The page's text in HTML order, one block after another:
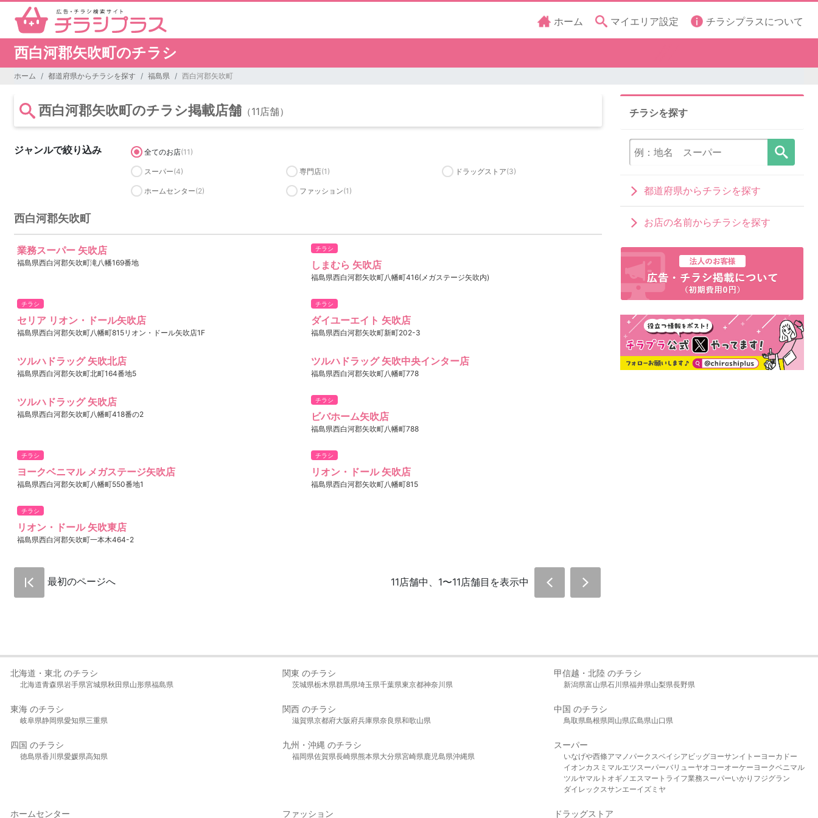
ホーム マイエリア設定 チラシプラスについて
西白河郡矢吹町のチラシ
ホーム 都道府県からチラシを探す 福島県 西白河郡矢吹町
西白河郡矢吹町のチラシ掲載店舗 （11店舗）
ジャンルで絞り込み 全てのお店(11)
スーパー(4) 専門店(1) ドラッグストア(3)
ホームセンター(2) ファッション(1)
西白河郡矢吹町
業務スーパー 矢吹店
福島県西白河郡矢吹町滝八幡169番地
チラシ
しまむら 矢吹店
福島県西白河郡矢吹町八幡町416(メガステージ矢吹内)
チラシ
セリア リオン・ドール矢吹店
福島県西白河郡矢吹町八幡町815リオン・ドール矢吹店1F
チラシ
ダイユーエイト 矢吹店
福島県西白河郡矢吹町新町202-3
ツルハドラッグ 矢吹北店
福島県西白河郡矢吹町北町164番地5
ツルハドラッグ 矢吹中央インター店
福島県西白河郡矢吹町八幡町778
ツルハドラッグ 矢吹店
福島県西白河郡矢吹町八幡町418番の2
チラシ
ビバホーム矢吹店
福島県西白河郡矢吹町八幡町788
チラシ
ヨークベニマル メガステージ矢吹店
福島県西白河郡矢吹町八幡町550番地1
チラシ
リオン・ドール 矢吹店
福島県西白河郡矢吹町八幡町815
チラシ
リオン・ドール 矢吹東店
福島県西白河郡矢吹町一本木464-2
最初のページへ 11店舗中、1〜11店舗目を表示中
チラシを探す
都道府県からチラシを探す
お店の名前からチラシを探す
北海道・東北 のチラシ
北海道青森県岩手県宮城県秋田県山形県福島県
関東 のチラシ
茨城県栃木県群馬県埼玉県千葉県東京都神奈川県
甲信越・北陸 のチラシ
新潟県富山県石川県福井県山梨県長野県
東海 のチラシ
岐阜県静岡県愛知県三重県
関西 のチラシ
滋賀県京都府大阪府兵庫県奈良県和歌山県
中国 のチラシ
鳥取県島根県岡山県広島県山口県
四国 のチラシ
徳島県香川県愛媛県高知県
九州・沖縄 のチラシ
福岡県佐賀県長崎県熊本県大分県宮崎県鹿児島県沖縄県
スーパー
いなげや西條アマノパークスベイシア ビッグヨーサンイトーヨーカドー
イオンカスミ マルエツスーパーバリューヤオコーオーケー ヨークベニマル
ツルヤマルト オギノ エスマート ライフ業務スーパーいかり フジグラン
ダイレックスサンエーイズミヤ
ホームセンター ファッション ドラッグストア